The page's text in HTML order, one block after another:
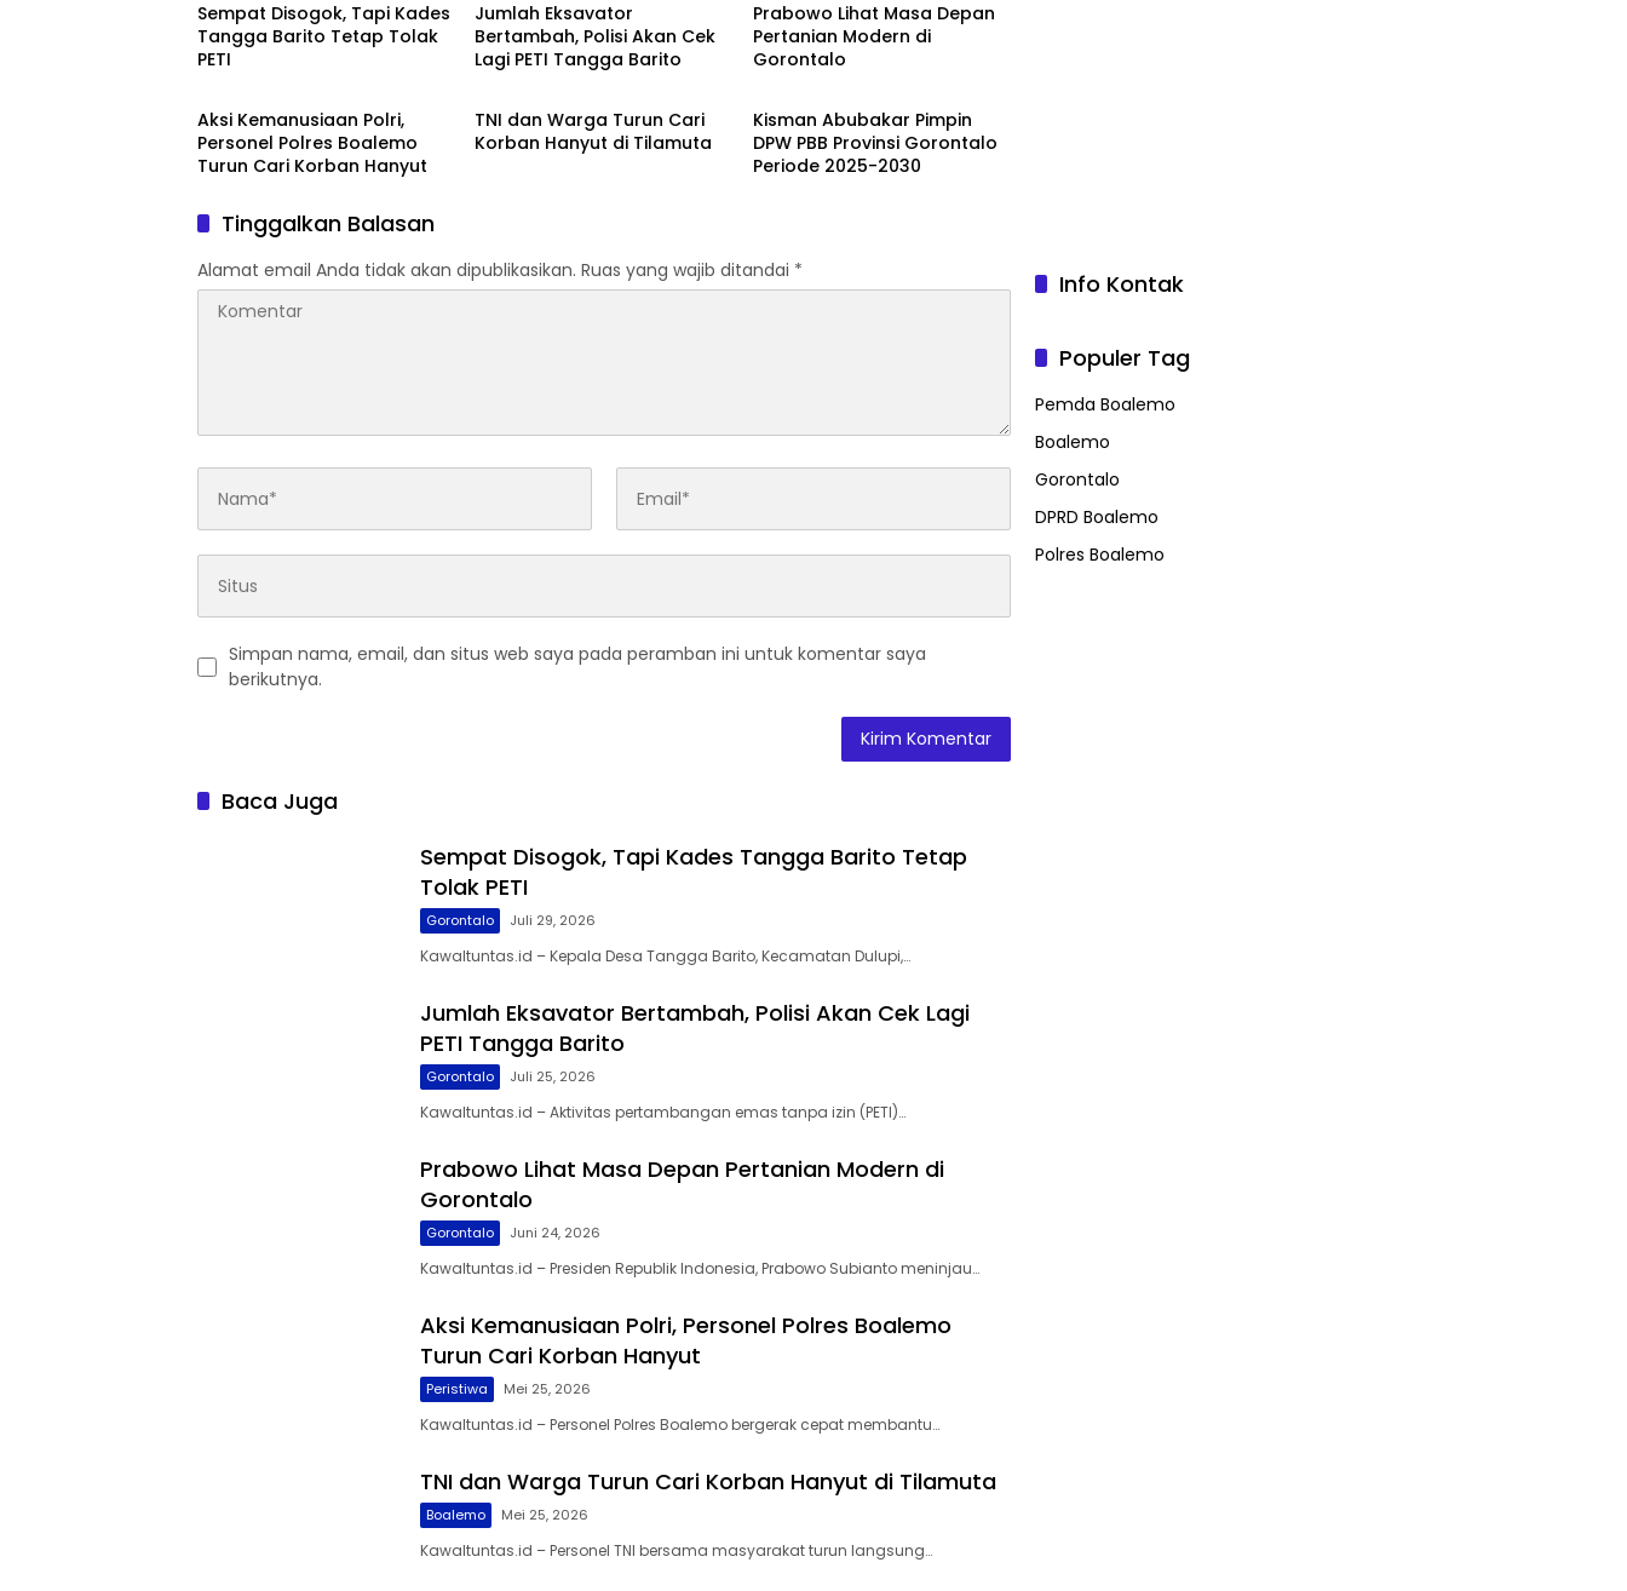
Sempat Disogok, Tapi Kades
Tangga Barito Tetap Tolak
PETI
Jumlah Eksavator
Bertambah, Polisi Akan Cek
Lagi PETI Tangga Barito
Prabowo Lihat Masa Depan
Pertanian Modern di
Gorontalo
Peristiwa
Aksi Kemanusiaan Polri,
Personel Polres Boalemo
Turun Cari Korban Hanyut
Boalemo
TNI dan Warga Turun Cari
Korban Hanyut di Tilamuta
Gorontalo
Kisman Abubakar Pimpin
DPW PBB Provinsi Gorontalo
Periode 2025-2030
Tinggalkan Balasan
Alamat email Anda tidak akan dipublikasikan. Ruas yang wajib ditandai *
Simpan nama, email, dan situs web saya pada peramban ini untuk komentar saya
berikutnya.
Baca Juga
Sempat Disogok, Tapi Kades Tangga Barito Tetap
Tolak PETI
Gorontalo Juli 29, 2026
Kawaltuntas.id – Kepala Desa Tangga Barito, Kecamatan Dulupi,…
Jumlah Eksavator Bertambah, Polisi Akan Cek Lagi
PETI Tangga Barito
Gorontalo Juli 25, 2026
Kawaltuntas.id – Aktivitas pertambangan emas tanpa izin (PETI)…
Prabowo Lihat Masa Depan Pertanian Modern di
Gorontalo
Gorontalo Juni 24, 2026
Kawaltuntas.id – Presiden Republik Indonesia, Prabowo Subianto meninjau…
Aksi Kemanusiaan Polri, Personel Polres Boalemo
Turun Cari Korban Hanyut
Peristiwa Mei 25, 2026
Kawaltuntas.id – Personel Polres Boalemo bergerak cepat membantu…
TNI dan Warga Turun Cari Korban Hanyut di Tilamuta
Boalemo Mei 25, 2026
Kawaltuntas.id – Personel TNI bersama masyarakat turun langsung…
Info Kontak
Populer Tag
Pemda Boalemo
Boalemo
Gorontalo
DPRD Boalemo
Polres Boalemo